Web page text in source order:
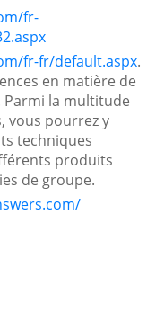
fr-
fr-fr/default.aspx.
en matière de
la multitude
vous pourrez y
techniques
produits
de groupe.